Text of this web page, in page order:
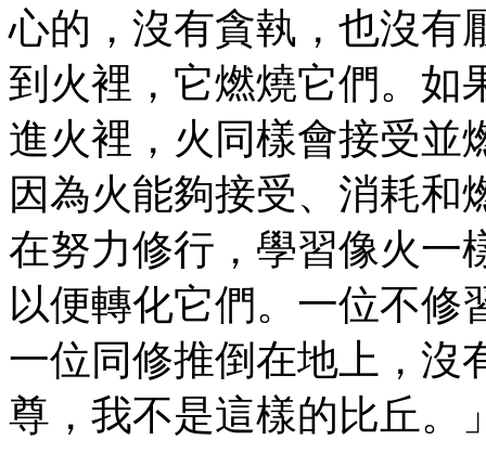
心的，沒有貪執，也沒有
到火裡，它燃燒它們。如
進火裡，火同樣會接受並
因為火能夠接受、消耗和
在努力修行，學習像火一
以便轉化它們。一位不修
一位同修推倒在地上，沒
尊，我不是這樣的比丘。